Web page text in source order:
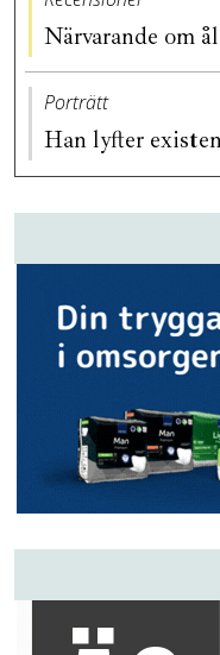
Närvarande om
Porträtt
Han lyfter